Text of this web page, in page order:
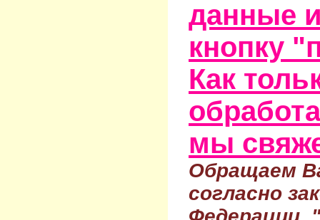
данные
кнопку
Как
мы
Обращаем
согласно